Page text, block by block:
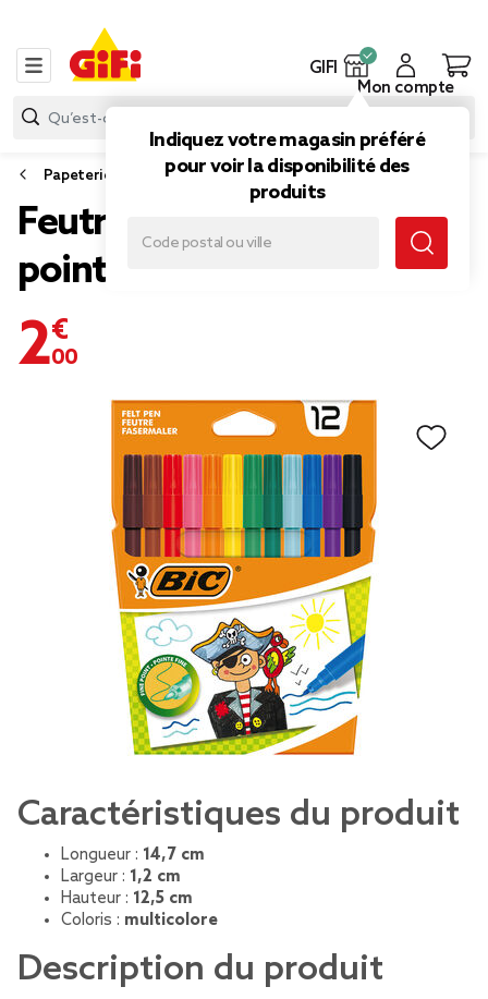
GIFI
Indiquez votre magasin préféré
pour voir la disponibilité des
produits
Mon compte
Papeterie et fournitures bureau
Feutre de coloriage BIC
pointe fine x12
2,00 €
Caractéristiques du produit
Longueur : 14,7 cm
Largeur : 1,2 cm
Hauteur : 12,5 cm
Coloris : multicolore
Description du produit